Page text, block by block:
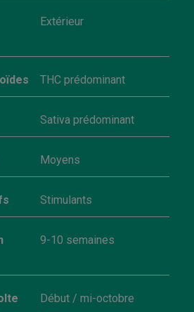
Extérieur
THC prédominant
Sativa prédominant
Moyens
Stimulants
9-10 semaines
Début / mi-octobre